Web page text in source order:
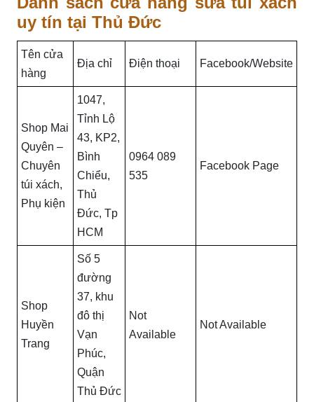
uy tín tại Thủ Đức
Tên cửa
hàng
Địa chỉ Điện thoại Facebook/Website
Shop Mai
Quyên –
Chuyên
túi xách,
Phụ kiện
1047,
Tỉnh Lộ
43, KP2,
Bình
Chiểu,
Thủ
Đức, Tp
HCM
0964 089
535
Facebook Page
Shop
Huyền
Trang
Số 5
đường
37, khu
đô thị
Vạn
Phúc,
Quận
Thủ Đức
Not
Available
Not Available